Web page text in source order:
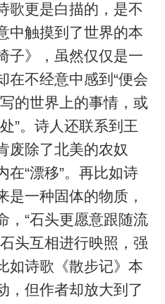
歌更是白描的，是不
中触摸到了世界的本
子》，虽然仅仅是一
在不经意中感到“便会
的世界上的事情，或
”。诗人还联系到王
废除了北美的农奴
在“漂移”。再比如诗
是一种固体的物质，
，“石头更愿意跟随流
头互相进行映照，强
如诗歌《散步记》本
，但作者却放大到了